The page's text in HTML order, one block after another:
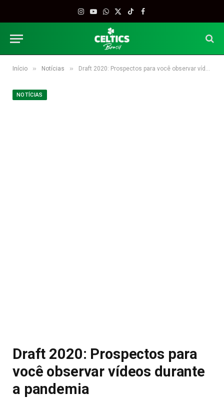
Instagram
YouTube
WhatsApp
X
TikTokFacebook
Início » Notícias » Draft 2020: Prospectos para você observar vídeos durante a pandemia
NOTÍCIAS
Draft 2020: Prospectos para
você observar vídeos durante
a pandemia